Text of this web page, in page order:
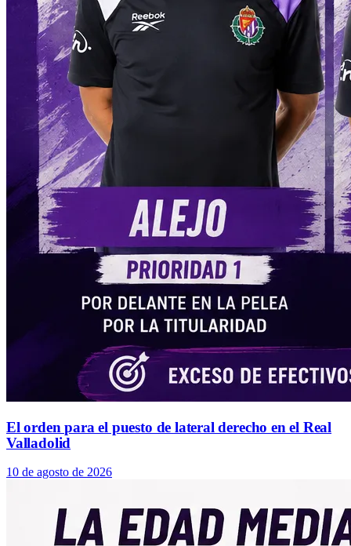
El orden para el puesto de lateral derecho en el Real
Valladolid
10 de agosto de 2026